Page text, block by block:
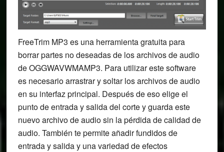
FreeTrim MP3 es una herramienta gratuita para
borrar partes no deseadas de los archivos de audio
de OGGWAVWMAMP3. Para utilizar este software
es necesario arrastrar y soltar los archivos de audio
en su interfaz principal. Después de eso elige el
punto de entrada y salida del corte y guarda este
nuevo archivo de audio sin la pérdida de calidad de
audio. También te permite añadir fundidos de
entrada y salida y una variedad de efectos